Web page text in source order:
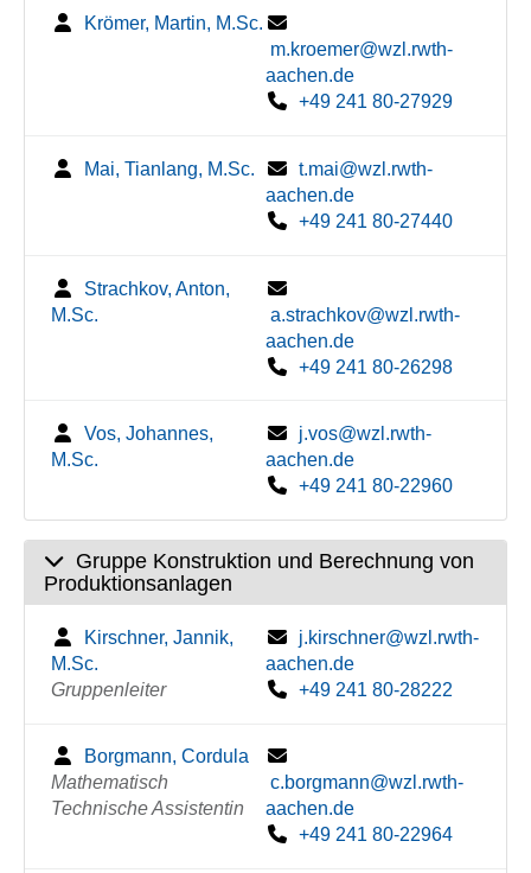
Krömer, Martin, M.Sc.
m.kroemer@wzl.rwth-
aachen.de
+49 241 80-27929
Mai, Tianlang, M.Sc.
t.mai@wzl.rwth-
aachen.de
+49 241 80-27440
Strachkov, Anton,
M.Sc.
a.strachkov@wzl.rwth-
aachen.de
+49 241 80-26298
Vos, Johannes,
M.Sc.
j.vos@wzl.rwth-
aachen.de
+49 241 80-22960
Gruppe Konstruktion und Berechnung von
Produktionsanlagen
Kirschner, Jannik,
M.Sc.
Gruppenleiter
j.kirschner@wzl.rwth-
aachen.de
+49 241 80-28222
Borgmann, Cordula
Mathematisch
Technische Assistentin
c.borgmann@wzl.rwth-
aachen.de
+49 241 80-22964